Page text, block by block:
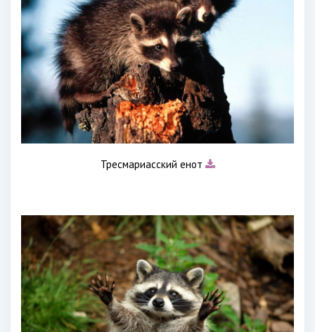
Тресмариасский енот